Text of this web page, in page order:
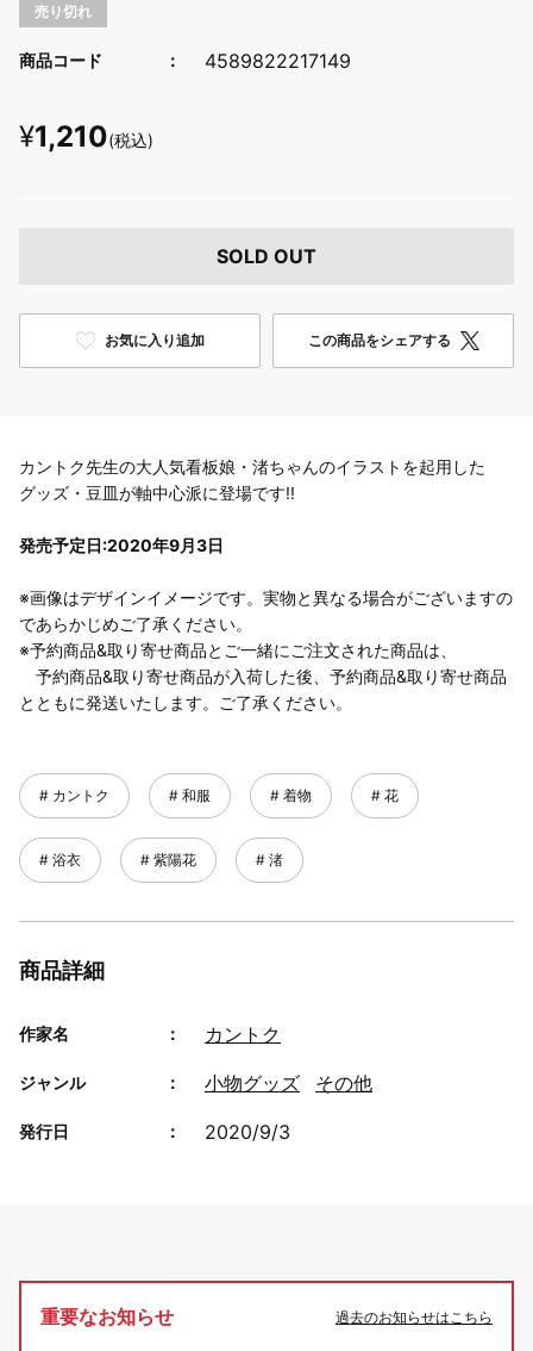
売り切れ
商品コード 4589822217149
¥1,210(税込)
SOLD OUT
お気に入り追加 この商品をシェアする
カントク先生の大人気看板娘・渚ちゃんのイラストを起用した
グッズ・豆皿が軸中心派に登場です!!
発売予定日:2020年9月3日
※画像はデザインイメージです。実物と異なる場合がございますの
であらかじめご了承ください。
※予約商品&取り寄せ商品とご一緒にご注文された商品は、
予約商品&取り寄せ商品が入荷した後、予約商品&取り寄せ商品
とともに発送いたします。ご了承ください。
カントク 和服 着物 花
浴衣 紫陽花 渚
商品詳細
作家名 カントク
ジャンル 小物グッズ その他
発行日 2020/9/3
重要なお知らせ 過去のお知らせはこちら